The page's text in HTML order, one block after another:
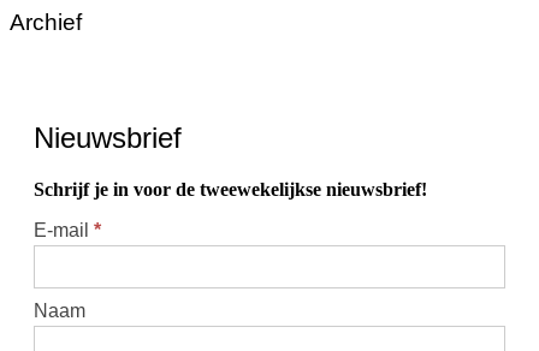
Archief
Nieuwsbrief
Schrijf je in voor de tweewekelijkse nieuwsbrief!
Aanmelden
nieuwsbrief
E-mail *
Naam